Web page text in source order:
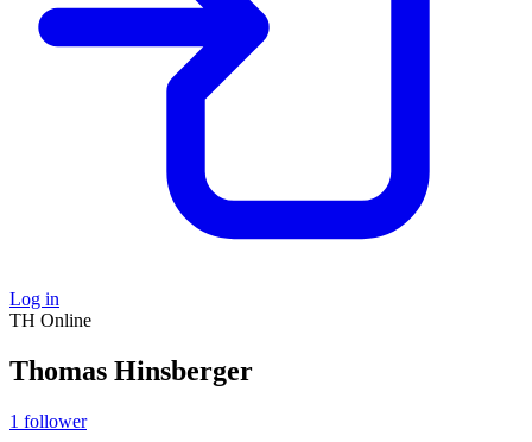
Log in
TH Online
Thomas Hinsberger
1 follower